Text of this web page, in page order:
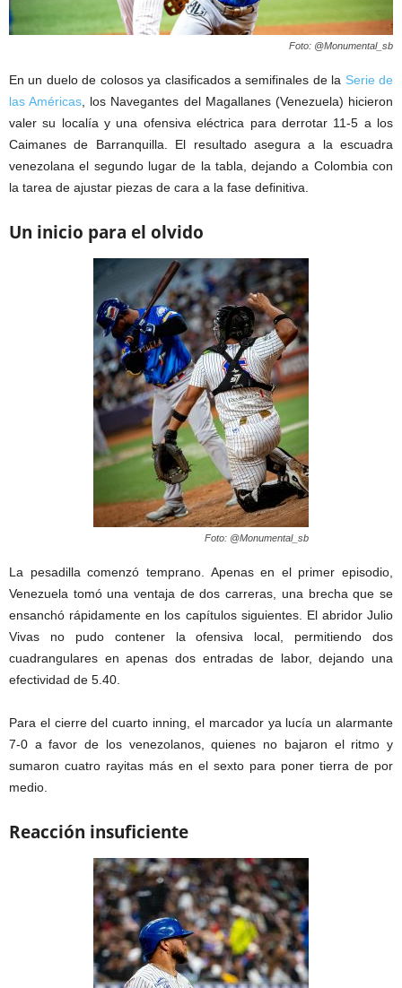
Foto: @Monumental_sb
En un duelo de colosos ya clasificados a semifinales de la Serie de
las Américas , los Navegantes del Magallanes (Venezuela) hicieron
valer su localía y una ofensiva eléctrica para derrotar 11-5 a los
Caimanes de Barranquilla. El resultado asegura a la escuadra
venezolana el segundo lugar de la tabla, dejando a Colombia con
la tarea de ajustar piezas de cara a la fase definitiva.
Un inicio para el olvido
Foto: @Monumental_sb
La pesadilla comenzó temprano. Apenas en el primer episodio,
Venezuela tomó una ventaja de dos carreras, una brecha que se
ensanchó rápidamente en los capítulos siguientes. El abridor Julio
Vivas no pudo contener la ofensiva local, permitiendo dos
cuadrangulares en apenas dos entradas de labor, dejando una
efectividad de 5.40.
Para el cierre del cuarto inning, el marcador ya lucía un alarmante
7-0 a favor de los venezolanos, quienes no bajaron el ritmo y
sumaron cuatro rayitas más en el sexto para poner tierra de por
medio.
Reacción insuficiente